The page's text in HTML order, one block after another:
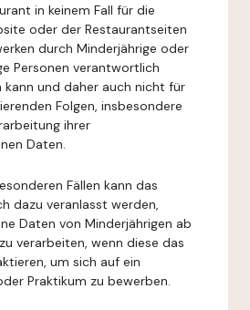
in keinem Fall für die
oder der Restaurantseiten
durch Minderjährige oder
Personen verantwortlich
und daher auch nicht für
Folgen, insbesondere
ihrer
Daten.
Fällen kann das
dazu veranlasst werden,
Daten von Minderjährigen ab
verarbeiten, wenn diese das
um sich auf ein
Praktikum zu bewerben.